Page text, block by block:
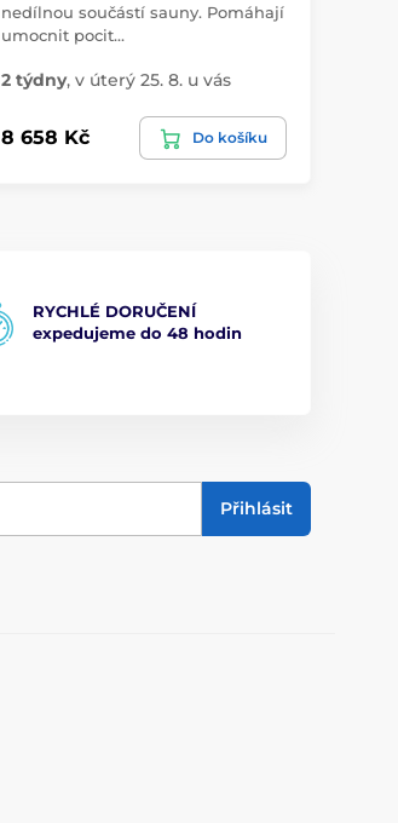
nedílnou součástí sauny. Pomáhají
umocnit pocit…
2 týdny, v úterý 25. 8. u vás
8 658 Kč Do košíku
RYCHLÉ DORUČENÍ
expedujeme do 48 hodin
Přihlásit